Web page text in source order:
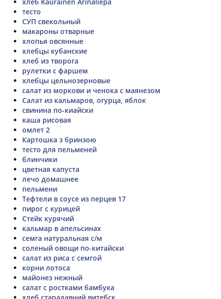
тесто
СУП свекольный
макароны отварные
хлопья овсянные
хлебцы кубанские
хлеб из творога
рулетки с фаршем
хлебцы цельнозерновые
салат из моркови и ченока с маянезом
Салат из кальмаров, огурца, яблок
свинина по-киайски
каша рисовая
омлет 2
Картошка з бринзою
тесто для пельменей
блинчики
цветная капуста
лечо домашнее
пельмени
Тефтели в соусе из перцев 17
пирог с курицей
Стейк курячий
кальмар в апельсинах
семга натуральная с/м
соленый овощи по-китайски
салат из риса с семгой
корни лотоса
майонез нежный
салат с ростками бамбука